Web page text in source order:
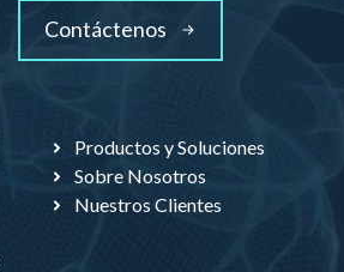
Contáctenos
Productos y Soluciones
Sobre Nosotros
Nuestros Clientes